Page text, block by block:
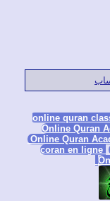
Online